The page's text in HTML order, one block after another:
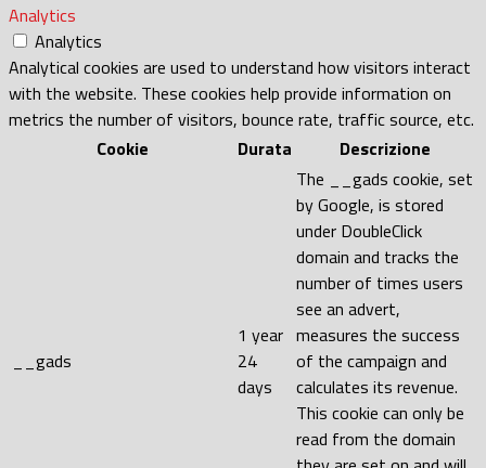
Analytics
Analytics
Analytical cookies are used to understand how visitors interact
with the website. These cookies help provide information on
metrics the number of visitors, bounce rate, traffic source, etc.
Cookie
Durata Descrizione
__gads
1 year
24
days
The __gads cookie, set
by Google, is stored
under DoubleClick
domain and tracks the
number of times users
see an advert,
measures the success
of the campaign and
calculates its revenue.
This cookie can only be
read from the domain